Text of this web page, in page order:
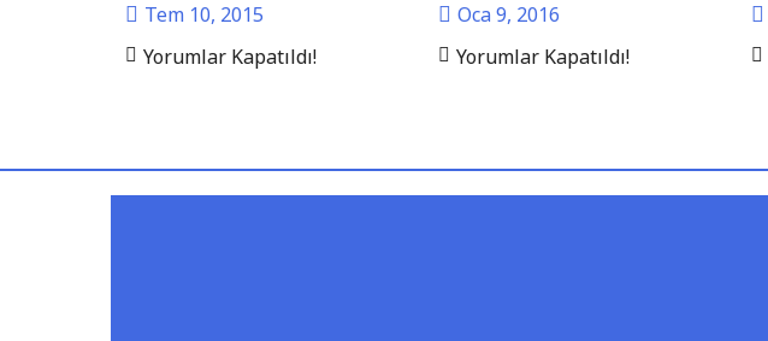
Tem 10, 2015
Yorumlar Kapatıldı!
Oca 9, 2016
Yorumlar Kapatıldı!